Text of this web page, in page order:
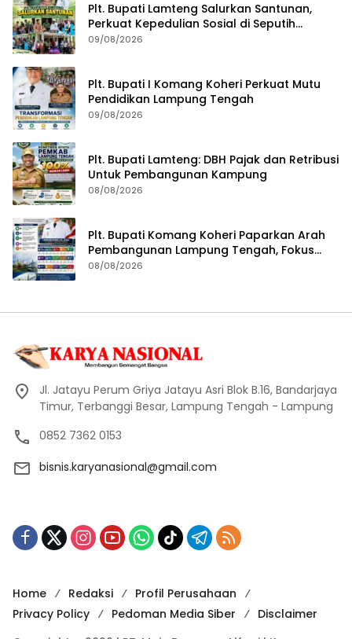
Plt. Bupati Lamteng Salurkan Santunan,
Perkuat Kepedulian Sosial di Seputih
Mataram
09/08/2026
Plt. Bupati I Komang Koheri Perkuat Mutu
Pendidikan Lampung Tengah
09/08/2026
Plt. Bupati Lamteng: DBH Pajak dan Retribusi
Untuk Pembangunan Kampung
08/08/2026
Plt. Bupati Komang Koheri Paparkan Arah
Pembangunan Lampung Tengah, Fokus
pada SDM, Ekonomi, Infrastruktur dan
08/08/2026
Jl. Jatayu Perum Griya Jatayu Asri Blok B.16, Bandarjaya
Timur, Terbanggi Besar, Lampung Tengah - Lampung
0852 7362 0153
bisnis.karyanasional@gmail.com
Home Redaksi
Profil Perusahaan
Privacy Policy
Pedoman Media Siber
Disclaimer